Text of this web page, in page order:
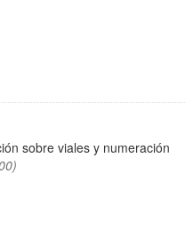
sobre viales y numeración